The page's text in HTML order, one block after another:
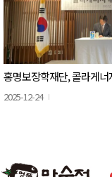
홍명보장학재단, 콜라게너
2025-12-24